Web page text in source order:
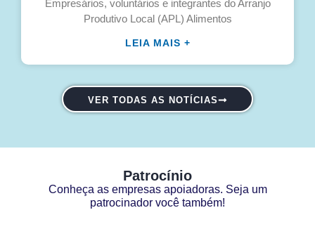
Empresários, voluntários e integrantes do Arranjo
Produtivo Local (APL) Alimentos
LEIA MAIS +
VER TODAS AS NOTÍCIAS
Patrocínio
Conheça as empresas apoiadoras. Seja um
patrocinador você também!